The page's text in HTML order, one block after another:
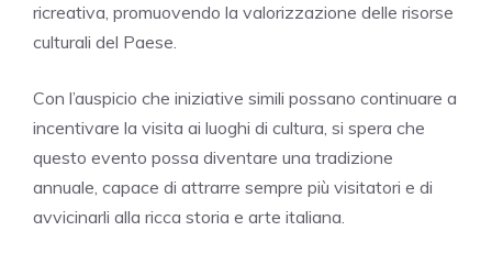
ricreativa, promuovendo la valorizzazione delle risorse
culturali del Paese.
Con l’auspicio che iniziative simili possano continuare a
incentivare la visita ai luoghi di cultura, si spera che
questo evento possa diventare una tradizione
annuale, capace di attrarre sempre più visitatori e di
avvicinarli alla ricca storia e arte italiana.